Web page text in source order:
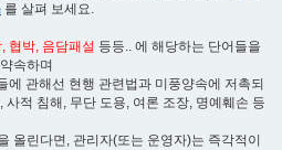
를 살펴 보세요.
협박, 음담패설 등등.. 에 해당하는 단어들을
속하며
에 관해선 현행 관련법과 미풍양속에 저촉되
적 침해, 무단 도용, 여론 조장, 명예훼손 등
올린다면, 관리자(또는 운영자)는 즉각적이